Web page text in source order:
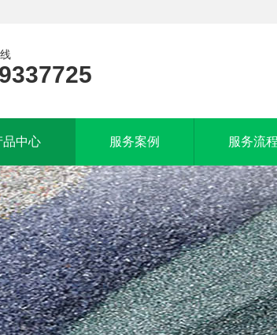
品中心 服务案例 服务流程